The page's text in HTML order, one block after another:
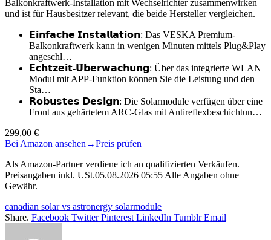
Balkonkraftwerk-Installation mit Wechselrichter zusammenwirken
und ist für Hausbesitzer relevant, die beide Hersteller vergleichen.
𝗘𝗶𝗻𝗳𝗮𝗰𝗵𝗲 𝗜𝗻𝘀𝘁𝗮𝗹𝗹𝗮𝘁𝗶𝗼𝗻: Das VESKA Premium-
Balkonkraftwerk kann in wenigen Minuten mittels Plug&Play
angeschl…
𝗘𝗰𝗵𝘁𝘇𝗲𝗶𝘁-𝗨̈𝗯𝗲𝗿𝘄𝗮𝗰𝗵𝘂𝗻𝗴: Über das integrierte WLAN
Modul mit APP-Funktion können Sie die Leistung und den
Sta…
𝗥𝗼𝗯𝘂𝘀𝘁𝗲𝘀 𝗗𝗲𝘀𝗶𝗴𝗻: Die Solarmodule verfügen über eine
Front aus gehärtetem ARC-Glas mit Antireflexbeschichtun…
299,00 €
Bei Amazon ansehen →Preis prüfen
Als Amazon-Partner verdiene ich an qualifizierten Verkäufen.
Preisangaben inkl. USt.05.08.2026 05:55 Alle Angaben ohne
Gewähr.
canadian solar vs astronergy solarmodule
Share. Facebook Twitter Pinterest LinkedIn Tumblr Email